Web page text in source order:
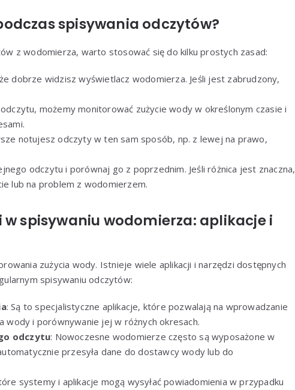
spisywania odczytów?
z wodomierza, warto stosować się do kilku prostych zasad:
dobrze widzisz wyświetlacz wodomierza. Jeśli jest zabrudzony,
możemy monitorować zużycie wody w określonym czasie i
notujesz odczyty w ten sam sposób, np. z lewej na prawo,
odczytu i porównaj go z poprzednim. Jeśli różnica jest znaczna,
lub na problem z wodomierzem.
spisywaniu wodomierza: aplikacje i
zużycia wody. Istnieje wiele aplikacji i narzędzi dostępnych
spisywaniu odczytów:
: Są to specjalistyczne aplikacje, które pozwalają na wprowadzanie
wody i porównywanie jej w różnych okresach.
odczytu: Nowoczesne wodomierze często są wyposażone w
przesyła dane do dostawcy wody lub do
systemy i aplikacje mogą wysyłać powiadomienia w przypadku